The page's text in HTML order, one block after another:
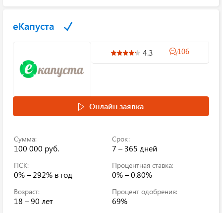
еКапуста
4.3 106
Онлайн заявка
Сумма:
100 000 руб.
Срок:
7 – 365 дней
ПСК:
0% – 292% в год
Процентная ставка:
0% – 0.80%
Возраст:
18 – 90 лет
Процент одобрения:
69%